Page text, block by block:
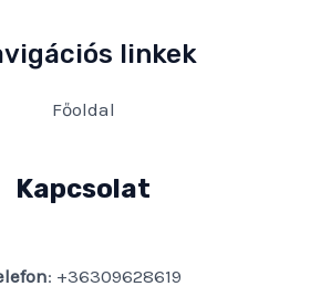
linkek
Főoldal
Kapcsolat
: +36309628619